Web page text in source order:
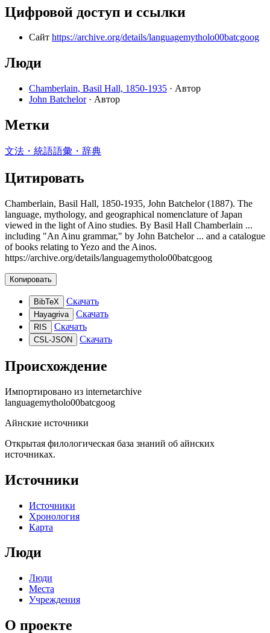
Цифровой доступ и ссылки
Сайт https://archive.org/details/languagemytholo00batcgoog
Люди
Chamberlain, Basil Hall, 1850-1935 · Автор
John Batchelor · Автор
Метки
文法・統語語彙・辞典
Цитировать
Chamberlain, Basil Hall, 1850-1935, John Batchelor (1887). The
language, mythology, and geographical nomenclature of Japan
viewed in the light of Aino studies. By Basil Hall Chamberlain ...
including "An Ainu grammar," by John Batchelor ... and a catalogue
of books relating to Yezo and the Ainos.
https://archive.org/details/languagemytholo00batcgoog
Копировать
BibTeX Скачать
Hayagriva Скачать
RIS Скачать
CSL-JSON Скачать
Происхождение
Импортировано из internetarchive
languagemytholo00batcgoog
Айнские источники
Открытая филологическая база знаний об айнских
источниках.
Источники
Источники
Хронология
Карта
Люди
Люди
Места
Учреждения
О проекте